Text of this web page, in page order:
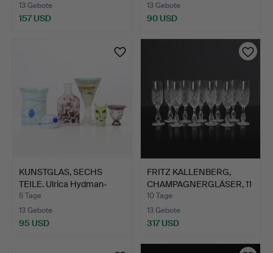
13 Gebote
157 USD
13 Gebote
90 USD
KUNSTGLAS, SECHS
TEILE. Ulrica Hydman-
Vall…
5 Tage
13 Gebote
95 USD
FRITZ KALLENBERG,
CHAMPAGNERGLÄSER, 11
STÜ…
10 Tage
13 Gebote
317 USD